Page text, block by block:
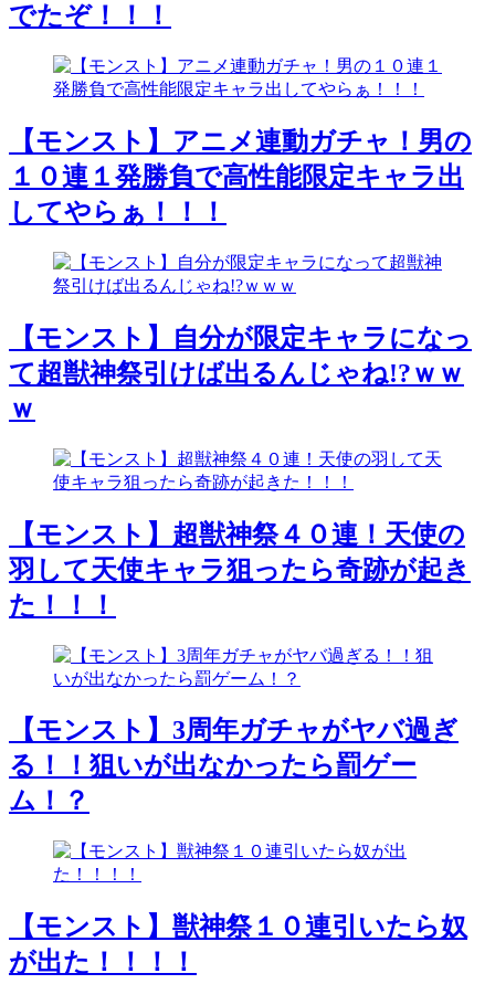
でたぞ！！！
【モンスト】アニメ連動ガチャ！男の
１０連１発勝負で高性能限定キャラ出
してやらぁ！！！
【モンスト】自分が限定キャラになっ
て超獣神祭引けば出るんじゃね!?ｗｗ
ｗ
【モンスト】超獣神祭４０連！天使の
羽して天使キャラ狙ったら奇跡が起き
た！！！
【モンスト】3周年ガチャがヤバ過ぎ
る！！狙いが出なかったら罰ゲー
ム！？
【モンスト】獣神祭１０連引いたら奴
が出た！！！！